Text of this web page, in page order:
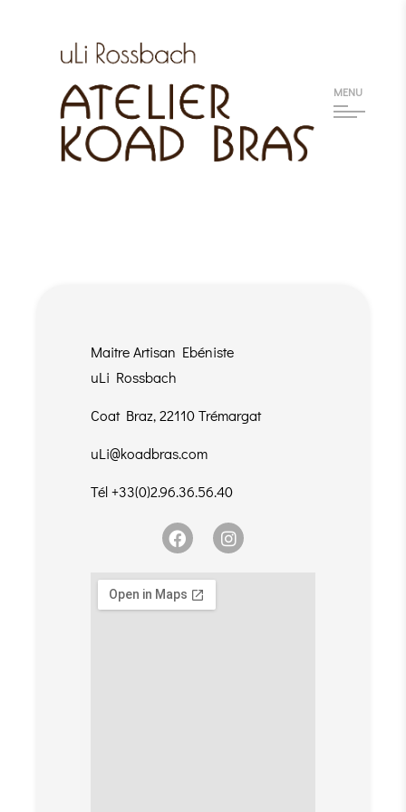
MENU
Maitre Artisan Ebéniste
uLi Rossbach
Coat Braz, 22110 Trémargat
uLi@koadbras.com
Tél +33(0)2.96.36.56.40